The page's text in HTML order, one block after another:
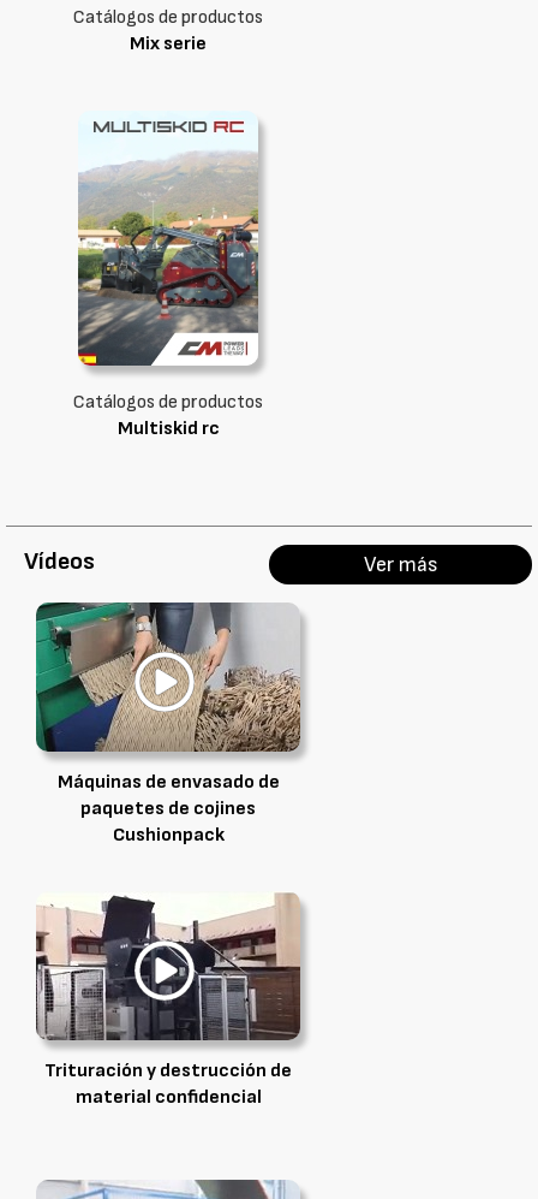
Catálogos de productos
Mix serie
Catálogos de productos
Multiskid rc
Vídeos Ver más
Máquinas de envasado de
paquetes de cojines
Cushionpack
Trituración y destrucción de
material confidencial